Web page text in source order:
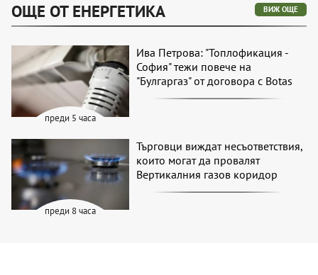
ОЩЕ ОТ ЕНЕРГЕТИКА ВИЖ ОЩЕ
преди 5 часа
Ива Петрова: "Топлофикация -
София" тежи повече на
"Булгаргаз" от договора с Botas
преди 8 часа
Търговци виждат несъответствия,
които могат да провалят
Вертикалния газов коридор